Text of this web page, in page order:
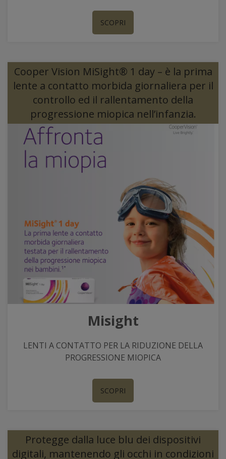
SCOPRI
Cooper Vision MiSight® 1 day – è la prima
lente a contatto morbida giornaliera per il
controllo ed il rallentamento della
progressione miopica nell’infanzia.
Misight
LENTI A CONTATTO PER LA RIDUZIONE DELLA
PROGRESSIONE MIOPICA
SCOPRI
Protegge dalla luce blu dei dispositivi
digitali, mantenendo gli occhi in condizioni